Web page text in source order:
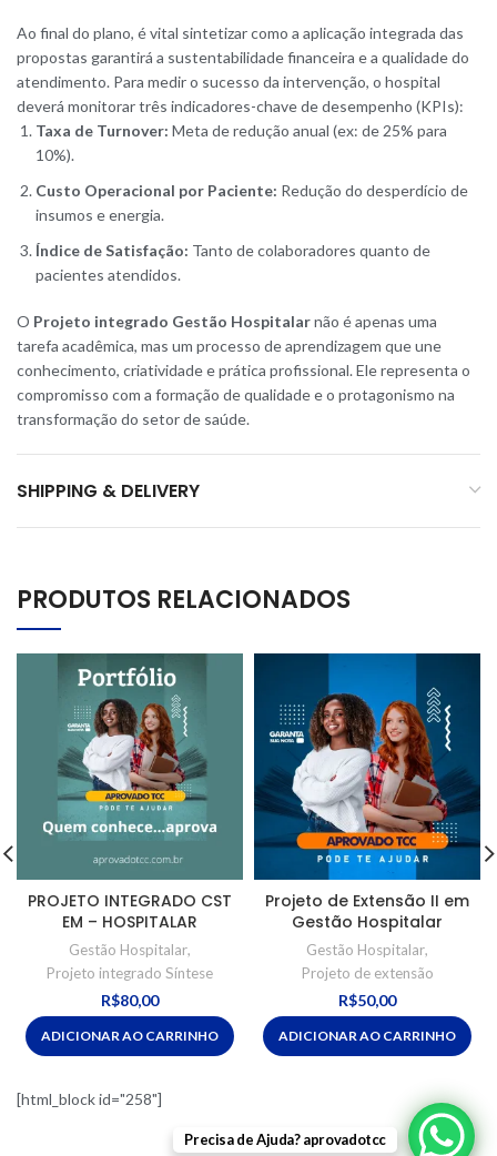
Ao final do plano, é vital sintetizar como a aplicação integrada das
propostas garantirá a sustentabilidade financeira e a qualidade do
atendimento. Para medir o sucesso da intervenção, o hospital
deverá monitorar três indicadores-chave de desempenho (KPIs):
Taxa de Turnover: Meta de redução anual (ex: de 25% para
10%).
Custo Operacional por Paciente: Redução do desperdício de
insumos e energia.
Índice de Satisfação: Tanto de colaboradores quanto de
pacientes atendidos.
O Projeto integrado Gestão Hospitalarnão é apenas uma
tarefa acadêmica, mas um processo de aprendizagem que une
conhecimento, criatividade e prática profissional. Ele representa o
compromisso com a formação de qualidade e o protagonismo na
transformação do setor de saúde.
SHIPPING & DELIVERY
PRODUTOS RELACIONADOS
PROJETO INTEGRADO CST
EM – HOSPITALAR
Gestão Hospitalar,
Projeto integrado Síntese
R$80,00
ADICIONAR AO CARRINHO
Projeto de Extensão II em
Gestão Hospitalar
Gestão Hospitalar,
Projeto de extensão
R$50,00
ADICIONAR AO CARRINHO
[html_block id="258"]
Precisa de Ajuda? aprovadotcc